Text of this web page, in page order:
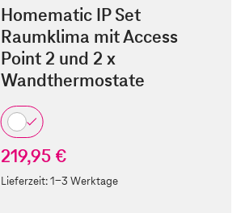
Homematic IP Set
Raumklima mit Access
Point 2 und 2 x
Wandthermostate
219,95 €
Lieferzeit:1-3 Werktage